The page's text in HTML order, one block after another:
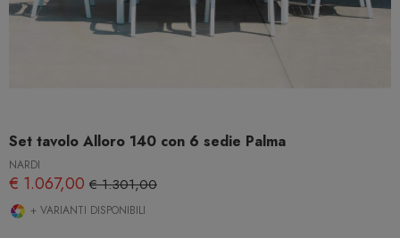
Set tavolo Alloro 140 con 6 sedie Palma
NARDI
€ 1.067,00 € 1.301,00
+ VARIANTI DISPONIBILI